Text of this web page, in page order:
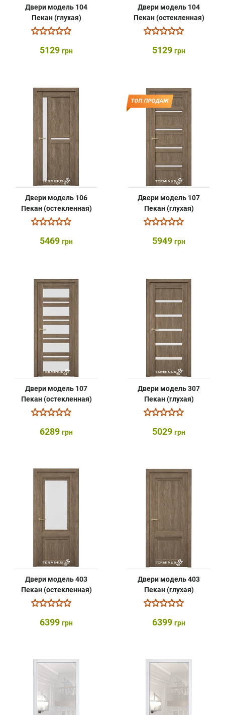
Двери модель 104
Пекан (глухая)
5129 грн
Двери модель 104
Пекан (остекленная)
5129 грн
Двери модель 106
Пекан (остекленная)
5469 грн
ТОП ПРОДАЖ
Двери модель 107
Пекан (глухая)
5949 грн
Двери модель 107
Пекан (остекленная)
6289 грн
Двери модель 307
Пекан (глухая)
5029 грн
Двери модель 403
Пекан (остекленная)
6399 грн
Двери модель 403
Пекан (глухая)
6399 грн